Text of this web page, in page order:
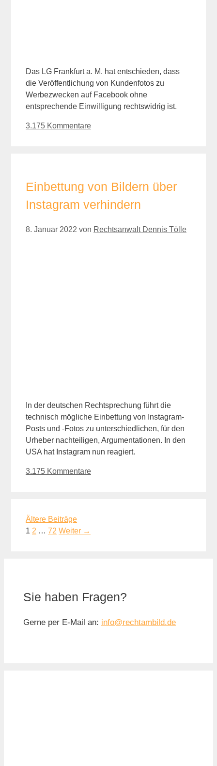
Das LG Frankfurt a. M. hat entschieden, dass
die Veröffentlichung von Kundenfotos zu
Werbezwecken auf Facebook ohne
entsprechende Einwilligung rechtswidrig ist.
3.175 Kommentare
Einbettung von Bildern über
Instagram verhindern
8. Januar 2022 von Rechtsanwalt Dennis Tölle
In der deutschen Rechtsprechung führt die
technisch mögliche Einbettung von Instagram-
Posts und -Fotos zu unterschiedlichen, für den
Urheber nachteiligen, Argumentationen. In den
USA hat Instagram nun reagiert.
3.175 Kommentare
Ältere Beiträge
Seite
1 Seite
2 … Seite
72 Weiter →
Sie haben Fragen?
Gerne per E-Mail an: info@rechtambild.de